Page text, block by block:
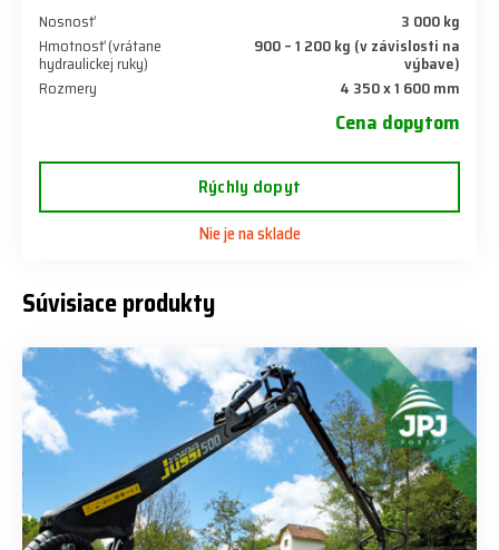
Nosnosť
3 000 kg
Hmotnosť (vrátane
hydraulickej ruky)
900 – 1 200 kg (v závislosti na
výbave)
Rozmery
4 350 x 1 600 mm
Cena dopytom
Rýchly dopyt
Nie je na sklade
Súvisiace produkty